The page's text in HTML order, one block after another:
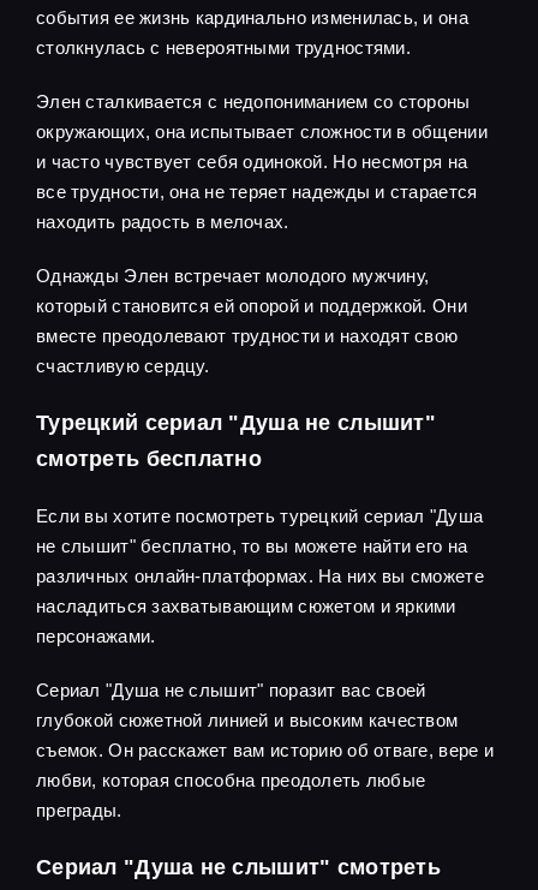
события ее жизнь кардинально изменилась, и она
столкнулась с невероятными трудностями.
Элен сталкивается с недопониманием со стороны
окружающих, она испытывает сложности в общении
и часто чувствует себя одинокой. Но несмотря на
все трудности, она не теряет надежды и старается
находить радость в мелочах.
Однажды Элен встречает молодого мужчину,
который становится ей опорой и поддержкой. Они
вместе преодолевают трудности и находят свою
счастливую сердцу.
Турецкий сериал "Душа не слышит"
смотреть бесплатно
Если вы хотите посмотреть турецкий сериал "Душа
не слышит" бесплатно, то вы можете найти его на
различных онлайн-платформах. На них вы сможете
насладиться захватывающим сюжетом и яркими
персонажами.
Сериал "Душа не слышит" поразит вас своей
глубокой сюжетной линией и высоким качеством
съемок. Он расскажет вам историю об отваге, вере и
любви, которая способна преодолеть любые
преграды.
Сериал "Душа не слышит" смотреть